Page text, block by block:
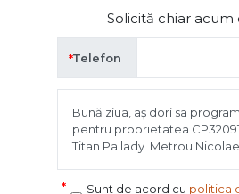
Solicită chiar acum
Telefon
Sunt de acord cu politica